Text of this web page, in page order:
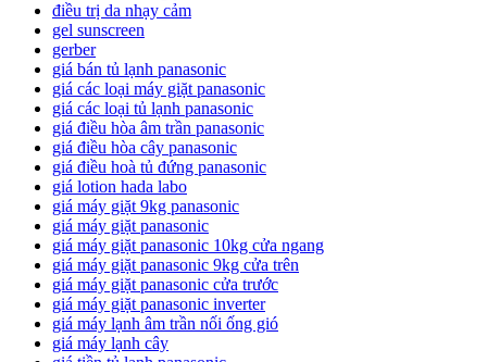
điều trị da nhạy cảm
gel sunscreen
gerber
giá bán tủ lạnh panasonic
giá các loại máy giặt panasonic
giá các loại tủ lạnh panasonic
giá điều hòa âm trần panasonic
giá điều hòa cây panasonic
giá điều hoà tủ đứng panasonic
giá lotion hada labo
giá máy giặt 9kg panasonic
giá máy giặt panasonic
giá máy giặt panasonic 10kg cửa ngang
giá máy giặt panasonic 9kg cửa trên
giá máy giặt panasonic cửa trước
giá máy giặt panasonic inverter
giá máy lạnh âm trần nối ống gió
giá máy lạnh cây